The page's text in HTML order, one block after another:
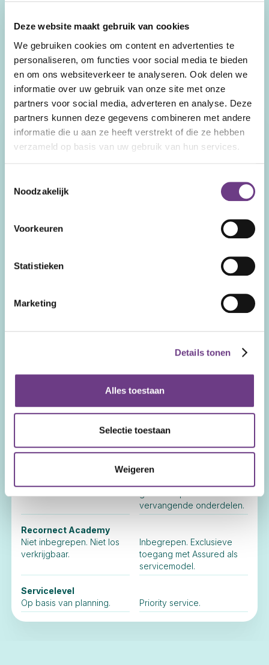
Deze website maakt gebruik van cookies
We gebruiken cookies om content en advertenties te
personaliseren, om functies voor social media te bieden
en om ons websiteverkeer te analyseren. Ook delen we
informatie over uw gebruik van onze site met onze
partners voor social media, adverteren en analyse. Deze
partners kunnen deze gegevens combineren met andere
informatie die u aan ze heeft verstrekt of die ze hebben
verzameld op basis van uw gebruik van hun services.
Noodzakelijk
Voorkeuren
Statistieken
Marketing
Details tonen
Alles toestaan
Selectie toestaan
Weigeren
Onze servicemodellen.
Kijk en vergelijk.
On Demand Assured
Pay as you go. Geen vaste
Vast bedrag per CoWin.
aanbevolen.
Beschikbaar tegen
Training op locatie
Beschikbaar tegen call-out
en reis- en verblijfkosten
Inbegrepen. Inclusief reis
Beschikbaar tegen call-out
charge en service-uren.
Inbegrepen. Inclusief reis
en verblijf.
Onderdelen bij vervanging
vervangende onderdelen.
Recornect Academy
Niet inbegrepen. Niet los
verkrijgbaar.
Inbegrepen. Exclusieve
toegang met Assured als
servicemodel.
Servicelevel
Op basis van planning.
Priority service.